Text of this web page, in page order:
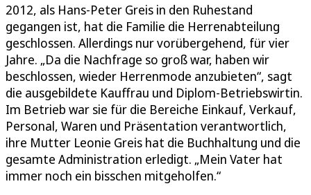
2012, als Hans-Peter Greis in den Ruhestand
gegangen ist, hat die Familie die Herrenabteilung
geschlossen. Allerdings nur vorübergehend, für vier
Jahre. „Da die Nachfrage so groß war, haben wir
beschlossen, wieder Herrenmode anzubieten“, sagt
die ausgebildete Kauffrau und Diplom-Betriebswirtin.
Im Betrieb war sie für die Bereiche Einkauf, Verkauf,
Personal, Waren und Präsentation verantwortlich,
ihre Mutter Leonie Greis hat die Buchhaltung und die
gesamte Administration erledigt. „Mein Vater hat
immer noch ein bisschen mitgeholfen.“